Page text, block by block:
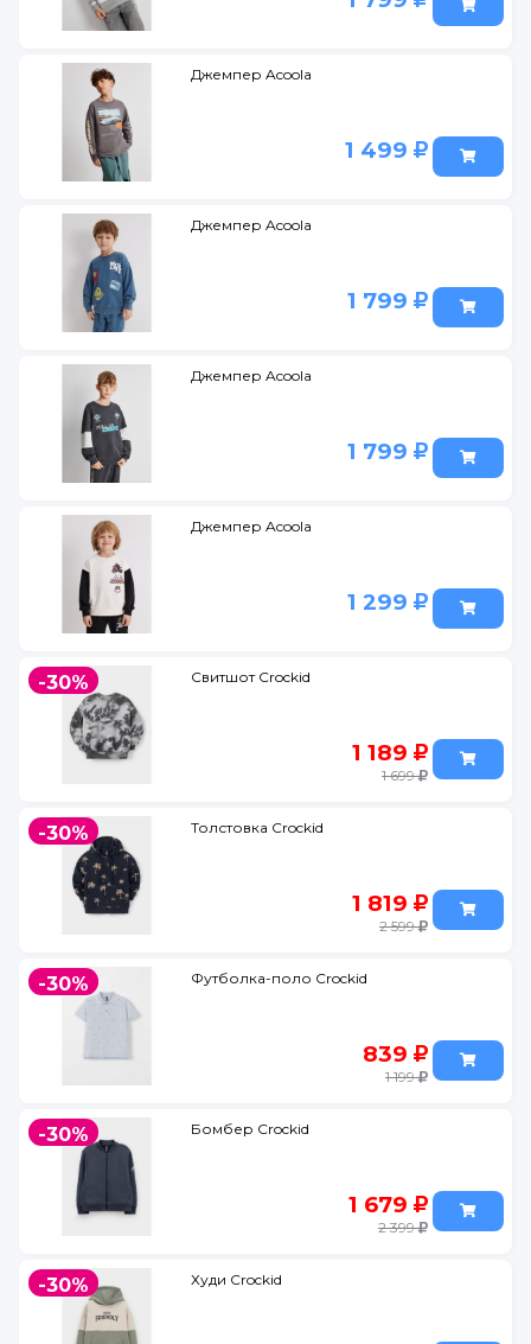
Джемпер Acoola
1 499
Джемпер Acoola
1 799
Джемпер Acoola
1 799
Джемпер Acoola
1 299
-30% Свитшот Crockid
1 189
1 699
-30% Толстовка Crockid
1 819
2 599
-30% Футболка-поло Crockid
839
1 199
-30% Бомбер Crockid
1 679
2 399
-30% Худи Crockid